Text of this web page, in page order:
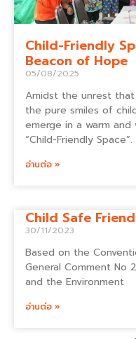
Child-Friendly
Beacon of Hope
05/08/2025
Amidst the unrest
the pure smiles of
emerge in a warm
“Child-Friendly Space”.
อ่านต่อ »
Child Safe
30/11/2023
Based on the
General Comment No
and the Environment
อ่านต่อ »